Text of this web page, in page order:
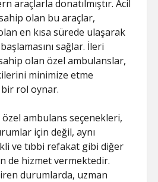
araçlarla donatılmıştır. Acil
olan bu araçlar,
en kısa sürede ulaşarak
sağlar. İleri
olan özel ambulanslar,
minimize etme
rol oynar.
ambulans seçenekleri,
için değil, aynı
ve tıbbi refakat gibi diğer
de hizmet vermektedir.
durumlarda, uzman